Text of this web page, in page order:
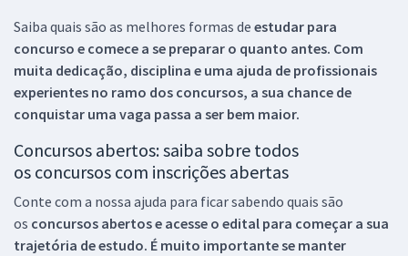
Saiba quais são as melhores formas de estudar para
concurso e comece a se preparar o quanto antes. Com
muita dedicação, disciplina e uma ajuda de profissionais
experientes no ramo dos concursos, a sua chance de
conquistar uma vaga passa a ser bem maior.
Concursos abertos: saiba sobre todos
os concursos com inscrições abertas
Conte com a nossa ajuda para ficar sabendo quais são
os concursos abertos e acesse o edital para começar a sua
trajetória de estudo. É muito importante se manter